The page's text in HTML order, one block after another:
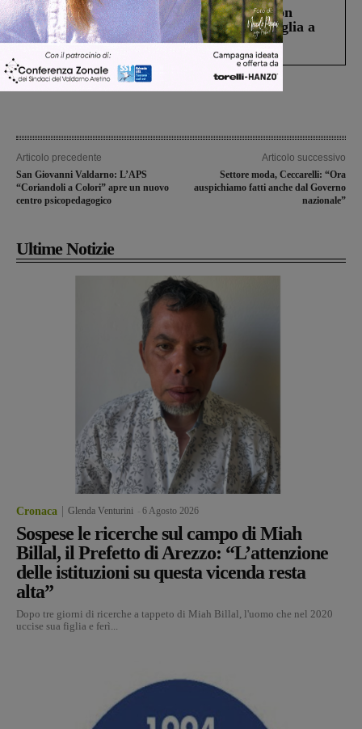
Scomparso da una struttura di Castiglion
Fiorentino l’uomo che aveva ucciso la figlia a
Levane nel 2020
Articolo precedente
San Giovanni Valdarno: L’APS
“Coriandoli a Colori” apre un nuovo
centro psicopedagogico
Articolo successivo
Settore moda, Ceccarelli: “Ora
auspichiamo fatti anche dal Governo
nazionale”
Ultime Notizie
Cronaca Glenda Venturini 6 Agosto 2026
Sospese le ricerche sul campo di Miah
Billal, il Prefetto di Arezzo: “L’attenzione
delle istituzioni su questa vicenda resta
alta”
Dopo tre giorni di ricerche a tappeto di Miah Billal, l'uomo che nel 2020
uccise sua figlia e ferì...